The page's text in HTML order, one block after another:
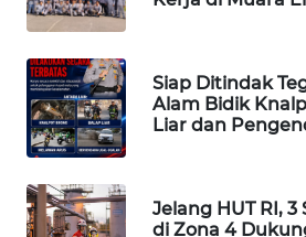
Siap Ditindak
Alam Bidik
Liar dan
Jelang HUT RI,
di Zona 4
LPKKI
LKKI
KOPEKLIN